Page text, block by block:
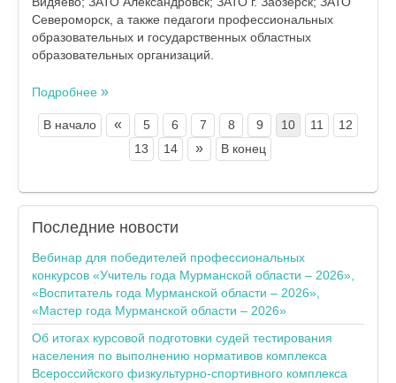
Североморск, а также педагоги профессиональных
образовательных и государственных областных
образовательных организаций.
Подробнее
В начало « 5 6 7 8 9 10 11
12
13
14 » В конец
Последние новости
Вебинар для победителей профессиональных
конкурсов «Учитель года Мурманской области – 2026»,
«Воспитатель года Мурманской области – 2026»,
«Мастер года Мурманской области – 2026»
Об итогах курсовой подготовки судей тестирования
населения по выполнению нормативов комплекса
Всероссийского физкультурно-спортивного комплекса